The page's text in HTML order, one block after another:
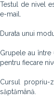
Testul de nivel
e-mail.
Durata unui
Grupele au
pentru fiecare
Cursul
săptămână.